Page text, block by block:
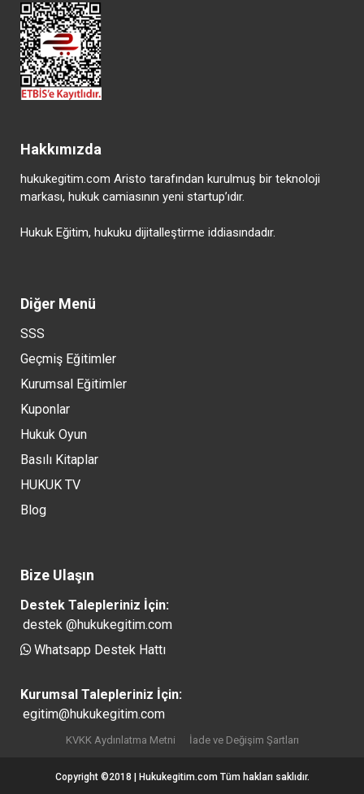
Hakkımızda
hukukegitim.com Aristo tarafından kurulmuş bir teknoloji
markası, hukuk camiasının yeni startup’ıdır.
Hukuk Eğitim, hukuku dijitalleştirme iddiasındadır.
Diğer Menü
SSS
Geçmiş Eğitimler
Kurumsal Eğitimler
Kuponlar
Hukuk Oyun
Basılı Kitaplar
HUKUK TV
Blog
Bize Ulaşın
Destek Talepleriniz İçin:
destek @hukukegitim.com
Whatsapp Destek Hattı
Kurumsal Talepleriniz İçin:
egitim@hukukegitim.com
KVKK Aydınlatma Metni İade ve Değişim Şartları
Copyright ©2018 | Hukukegitim.com Tüm hakları saklıdır.